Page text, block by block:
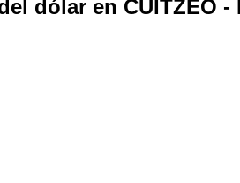
dólar en CUITZEO -